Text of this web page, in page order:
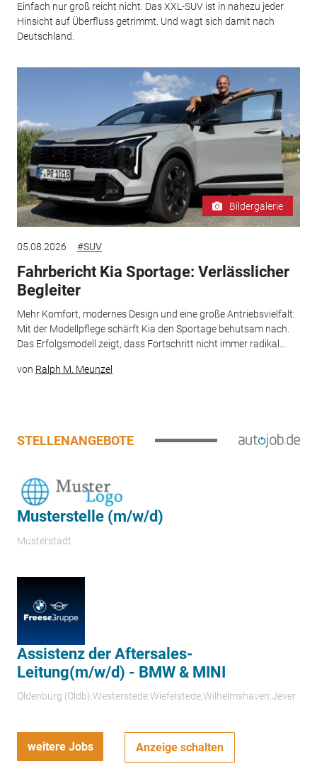
Einfach nur groß reicht nicht. Das XXL-SUV ist in nahezu jeder
Hinsicht auf Überfluss getrimmt. Und wagt sich damit nach
Deutschland.
Bildergalerie
05.08.2026 #SUV
Fahrbericht Kia Sportage: Verlässlicher
Begleiter
Mehr Komfort, modernes Design und eine große Antriebsvielfalt:
Mit der Modellpflege schärft Kia den Sportage behutsam nach.
Das Erfolgsmodell zeigt, dass Fortschritt nicht immer radikal...
von Ralph M. Meunzel
STELLENANGEBOTE
Musterstelle (m/w/d)
Musterstadt
Assistenz der Aftersales-
Leitung(m/w/d) - BMW & MINI
Oldenburg (Oldb);Westerstede;Wiefelstede;Wilhelmshaven;Jever
weitere Jobs Anzeige schalten